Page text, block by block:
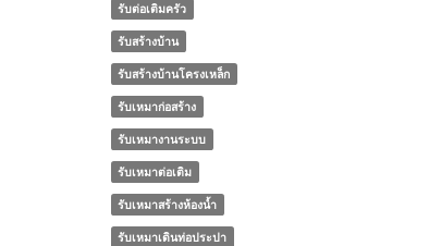
รับต่อเติมครัว
รับสร้างบ้าน
รับสร้างบ้านโครงเหล็ก
รับเหมาก่อสร้าง
รับเหมางานระบบ
รับเหมาต่อเติม
รับเหมาสร้างห้องน้ำ
รับเหมาเดินท่อประปา